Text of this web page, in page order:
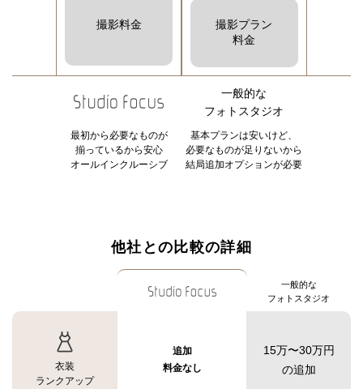
撮影料金
最初から必要なものが
揃っているから安心
オールインクルーシブ
撮影プラン
料金
一般的な
フォトスタジオ
基本プランは安いけど、
必要なものが足りないから
結局追加オプションが必要
他社との比較の詳細
一般的な
フォトスタジオ
衣装
ランクアップ
追加
料金なし
15万〜30万円
の追加